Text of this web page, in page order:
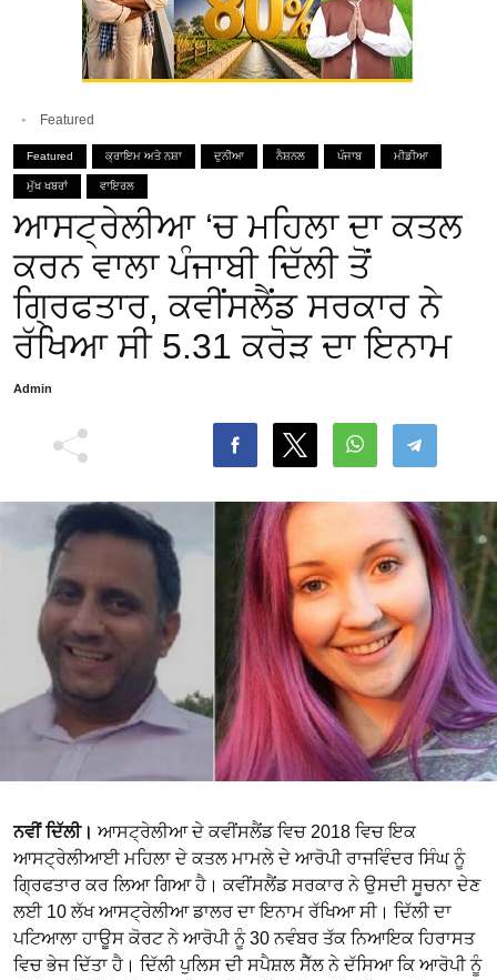
Featured
Featured ਕ੍ਰਾਇਮ ਅਤੇ ਨਸ਼ਾ ਦੁਨੀਆ ਨੈਸ਼ਨਲ ਪੰਜਾਬ ਮੀਡੀਆ
ਮੁੱਖ ਖਬਰਾਂ ਵਾਇਰਲ
ਆਸਟ੍ਰੇਲੀਆ ‘ਚ ਮਹਿਲਾ ਦਾ ਕਤਲ
ਕਰਨ ਵਾਲਾ ਪੰਜਾਬੀ ਦਿੱਲੀ ਤੋਂ
ਗ੍ਰਿਫਤਾਰ, ਕਵੀਂਸਲੈਂਡ ਸਰਕਾਰ ਨੇ
ਰੱਖਿਆ ਸੀ 5.31 ਕਰੋੜ ਦਾ ਇਨਾਮ
Admin
ਨਵੀਂ ਦਿੱਲੀ। ਆਸਟ੍ਰੇਲੀਆ ਦੇ ਕਵੀਂਸਲੈਂਡ ਵਿਚ 2018 ਵਿਚ ਇਕ
ਆਸਟ੍ਰੇਲੀਆਈ ਮਹਿਲਾ ਦੇ ਕਤਲ ਮਾਮਲੇ ਦੇ ਆਰੋਪੀ ਰਾਜਵਿੰਦਰ ਸਿੰਘ ਨੂੰ
ਗ੍ਰਿਫਤਾਰ ਕਰ ਲਿਆ ਗਿਆ ਹੈ। ਕਵੀਂਸਲੈਂਡ ਸਰਕਾਰ ਨੇ ਉਸਦੀ ਸੂਚਨਾ ਦੇਣ
ਲਈ 10 ਲੱਖ ਆਸਟ੍ਰੇਲੀਆ ਡਾਲਰ ਦਾ ਇਨਾਮ ਰੱਖਿਆ ਸੀ। ਦਿੱਲੀ ਦਾ
ਪਟਿਆਲਾ ਹਾਊਸ ਕੋਰਟ ਨੇ ਆਰੋਪੀ ਨੂੰ 30 ਨਵੰਬਰ ਤੱਕ ਨਿਆਇਕ ਹਿਰਾਸਤ
ਵਿਚ ਭੇਜ ਦਿੱਤਾ ਹੈ। ਦਿੱਲੀ ਪੁਲਿਸ ਦੀ ਸਪੈਸ਼ਲ ਸੈੱਲ ਨੇ ਦੱਸਿਆ ਕਿ ਆਰੋਪੀ ਨੂੰ